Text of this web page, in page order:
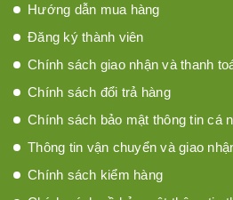
Hướng dẫn mua hàng
Đăng ký thành viên
Chính sách giao nhận và thanh
Chính sách đổi trả hàng
Chính sách bảo mật thông tin cá
Thông tin vận chuyển và giao
Chính sách kiểm hàng